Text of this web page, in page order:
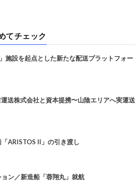
てチェック
施設を起点とした新たな配送プラットフォー
送株式会社と資本提携〜山陰エリアへ実運送
ARISTOS II」の引き渡し
ン／新造船「蓉翔丸」就航